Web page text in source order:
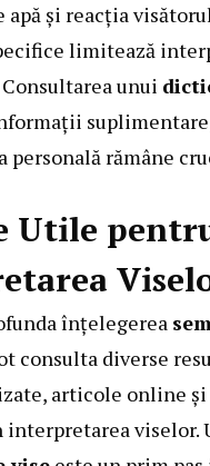
apă și reacția
limitează
unui
personală rămâne
Utile
înțelegerea
consulta diverse
articole online
viselor.